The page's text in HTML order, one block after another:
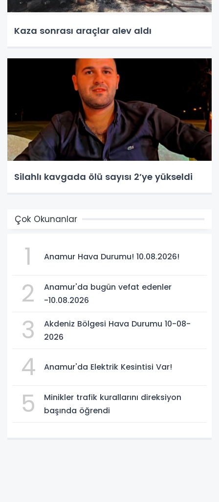
Kaza sonrası araçlar alev aldı
Silahlı kavgada ölü sayısı 2’ye yükseldi
Çok Okunanlar
1 Anamur Hava Durumu! 10.08.2026!
2
Anamur'da bugün vefat edenler
-10.08.2026
3
Akdeniz Bölgesi Hava Durumu 10-08-
2026
4 Anamur'da Elektrik Kesintisi Var!
5
Minikler trafik kurallarını direksiyon
başında öğrendi